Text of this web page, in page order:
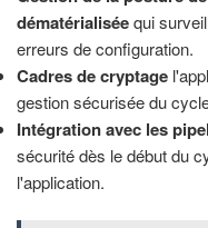
dématérialiséequi
erreurs de configuration.
Cadres de cryptage
gestion sécurisée du
Intégration avec les
sécurité dès le début du
l'application.